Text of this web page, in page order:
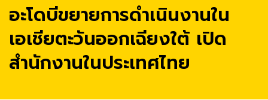
อะโดบีขยายการดำเนินงานใน
เอเชียตะวันออกเฉียงใต้ เปิด
สำนักงานในประเทศไทย